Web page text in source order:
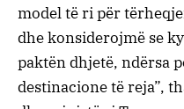
model të ri për
dhe konsiderojmë se
paktën dhjetë, ndërsa
destinacione të reja”,